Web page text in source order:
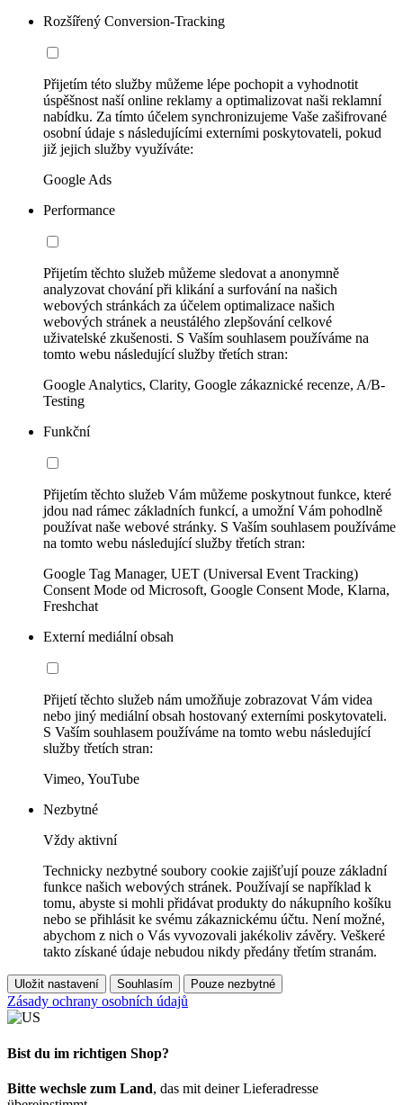
Rozšířený Conversion-Tracking
Přijetím této služby můžeme lépe pochopit a vyhodnotit
úspěšnost naší online reklamy a optimalizovat naši reklamní
nabídku. Za tímto účelem synchronizujeme Vaše zašifrované
osobní údaje s následujícími externími poskytovateli, pokud
již jejich služby využíváte:
Google Ads
Performance
Přijetím těchto služeb můžeme sledovat a anonymně
analyzovat chování při klikání a surfování na našich
webových stránkách za účelem optimalizace našich
webových stránek a neustálého zlepšování celkové
uživatelské zkušenosti. S Vaším souhlasem používáme na
tomto webu následující služby třetích stran:
Google Analytics, Clarity, Google zákaznické recenze, A/B-
Testing
Funkční
Přijetím těchto služeb Vám můžeme poskytnout funkce, které
jdou nad rámec základních funkcí, a umožní Vám pohodlně
používat naše webové stránky. S Vaším souhlasem používáme
na tomto webu následující služby třetích stran:
Google Tag Manager, UET (Universal Event Tracking)
Consent Mode od Microsoft, Google Consent Mode, Klarna,
Freshchat
Externí mediální obsah
Přijetí těchto služeb nám umožňuje zobrazovat Vám videa
nebo jiný mediální obsah hostovaný externími poskytovateli.
S Vaším souhlasem používáme na tomto webu následující
služby třetích stran:
Vimeo, YouTube
Nezbytné
Vždy aktivní
Technicky nezbytné soubory cookie zajišťují pouze základní
funkce našich webových stránek. Používají se například k
tomu, abyste si mohli přidávat produkty do nákupního košíku
nebo se přihlásit ke svému zákaznickému účtu. Není možné,
abychom z nich o Vás vyvozovali jakékoliv závěry. Veškeré
takto získané údaje nebudou nikdy předány třetím stranám.
Uložit nastavení Souhlasím Pouze nezbytné
Zásady ochrany osobních údajů
Bist du im richtigen Shop?
Bitte wechsle zum Land, das mit deiner Lieferadresse